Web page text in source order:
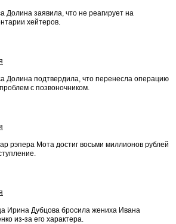
Долина заявила, что не реагирует на
хейтеров.
Долина подтвердила, что перенесла операцию
с позвоночником.
рэпера Мота достиг восьми миллионов рублей
Ирина Дубцова бросила жениха Ивана
из-за его характера.